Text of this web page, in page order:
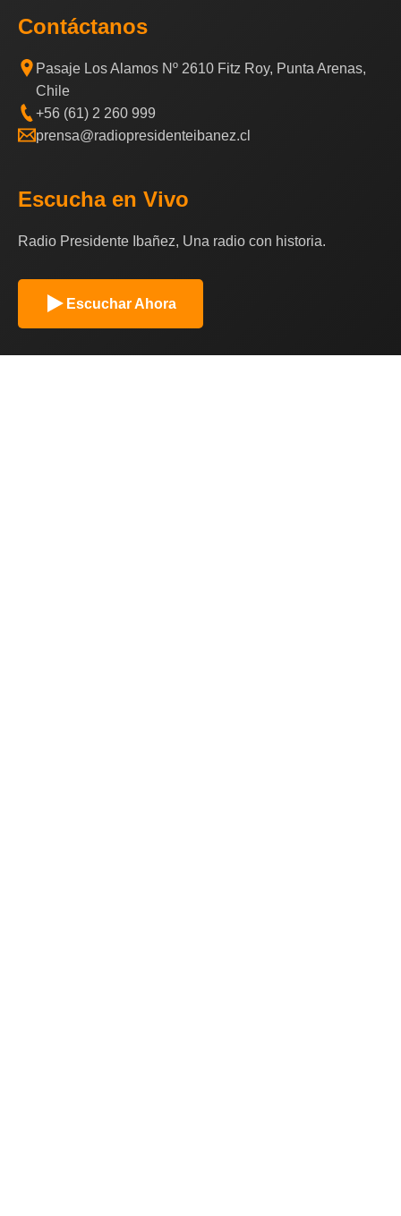
Contáctanos
Pasaje Los Alamos Nº 2610 Fitz Roy, Punta Arenas,
Chile
+56 (61) 2 260 999
prensa@radiopresidenteibanez.cl
Escucha en Vivo
Radio Presidente Ibañez, Una radio con historia.
Escuchar Ahora